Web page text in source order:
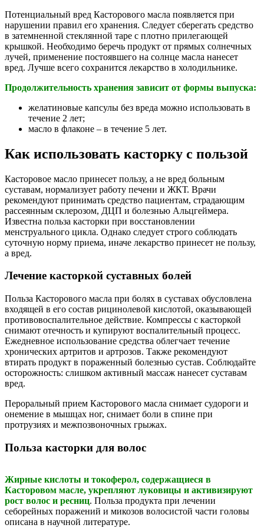
Потенциальный вред Касторового масла появляется при
нарушении правил его хранения. Следует сберегать средство
в затемненной стеклянной таре с плотно прилегающей
крышкой. Необходимо беречь продукт от прямых солнечных
лучей, применение постоявшего на солнце масла нанесет
вред. Лучше всего сохранится лекарство в холодильнике.
Продолжительность хранения зависит от формы выпуска:
желатиновые капсулы без вреда можно использовать в
течение 2 лет;
масло в флаконе – в течение 5 лет.
Как использовать касторку с пользой
Касторовое масло принесет пользу, а не вред больным
суставам, нормализует работу печени и ЖКТ. Врачи
рекомендуют принимать средство пациентам, страдающим
рассеянным склерозом, ДЦП и болезнью Альцгеймера.
Известна польза касторки при восстановлении
менструального цикла. Однако следует строго соблюдать
суточную норму приема, иначе лекарство принесет не пользу,
а вред.
Лечение касторкой суставных болей
Польза Касторового масла при болях в суставах обусловлена
входящей в его состав рицинолевой кислотой, оказывающей
противовоспалительное действие. Компрессы с касторкой
снимают отечность и купируют воспалительный процесс.
Ежедневное использование средства облегчает течение
хронических артритов и артрозов. Также рекомендуют
втирать продукт в пораженный болезнью сустав. Соблюдайте
осторожность: слишком активный массаж нанесет суставам
вред.
Пероральный прием Касторового масла снимает судороги и
онемение в мышцах ног, снимает боли в спине при
протрузиях и межпозвоночных грыжах.
Польза касторки для волос
Жирные кислоты и токоферол, содержащиеся в
Касторовом масле, укрепляют луковицы и активизируют
рост волос и ресниц. Польза продукта при лечении
себорейных поражений и микозов волосистой части головы
описана в научной литературе.